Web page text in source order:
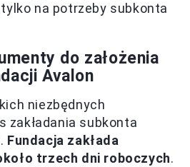
na potrzeby subkonta
do założenia
Avalon
niezbędnych
zakładania subkonta
Fundacja zakłada
trzech dni roboczych.